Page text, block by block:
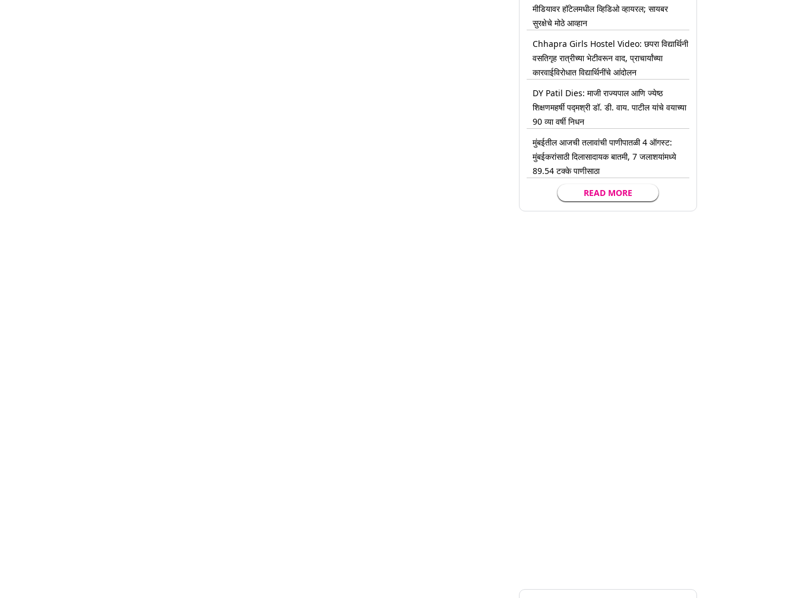
मीडियावर हॉटेलमधील व्हिडिओ व्हायरल; सायबर
सुरक्षेचे मोठे आव्हान
Chhapra Girls Hostel Video: छपरा विद्यार्थिनी
वसतिगृह रात्रीच्या भेटीवरून वाद, प्राचार्यांच्या
कारवाईविरोधात विद्यार्थिनींचे आंदोलन
DY Patil Dies: माजी राज्यपाल आणि ज्येष्ठ
शिक्षणमहर्षी पद्मश्री डॉ. डी. वाय. पाटील यांचे वयाच्या
90 व्या वर्षी निधन
मुंबईतील आजची तलावांची पाणीपातळी 4 ऑगस्ट:
मुंबईकरांसाठी दिलासादायक बातमी, 7 जलाशयांमध्ये
89.54 टक्के पाणीसाठा
READ MORE